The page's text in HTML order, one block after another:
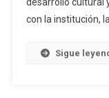
con la institución,
Sigue